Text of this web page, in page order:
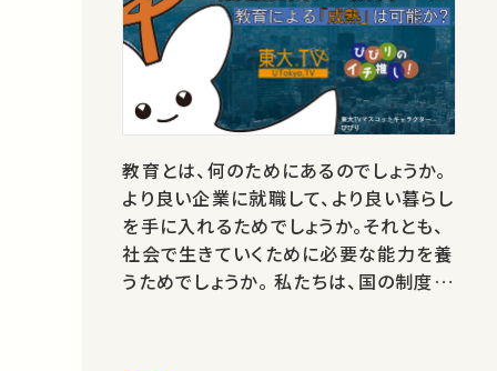
先生）
教育とは、何のためにあるのでしょうか。
より良い企業に就職して、より良い暮らし
を手に入れるためでしょうか。それとも、
社会で生きていくために必要な能力を養
うためでしょうか。 私たちは、国の制度と